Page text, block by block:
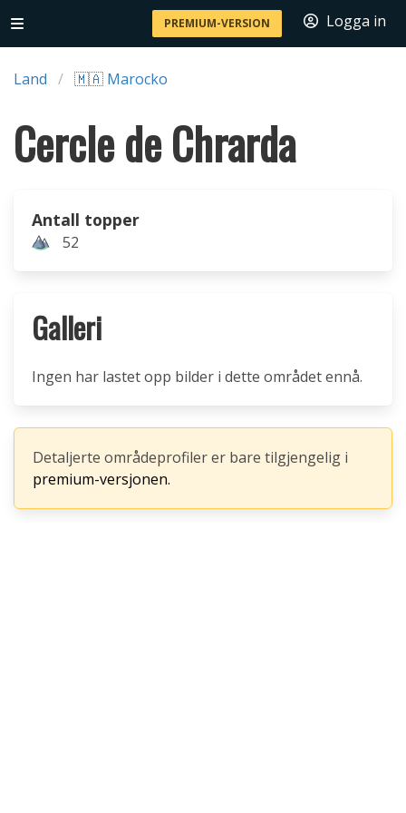
PREMIUM-VERSION Logga in
Land 🇲🇦 Marocko
Cercle de Chrarda
Antall topper
52
Galleri
Ingen har lastet opp bilder i dette området ennå.
Detaljerte områdeprofiler er bare tilgjengelig i
premium-versjonen.